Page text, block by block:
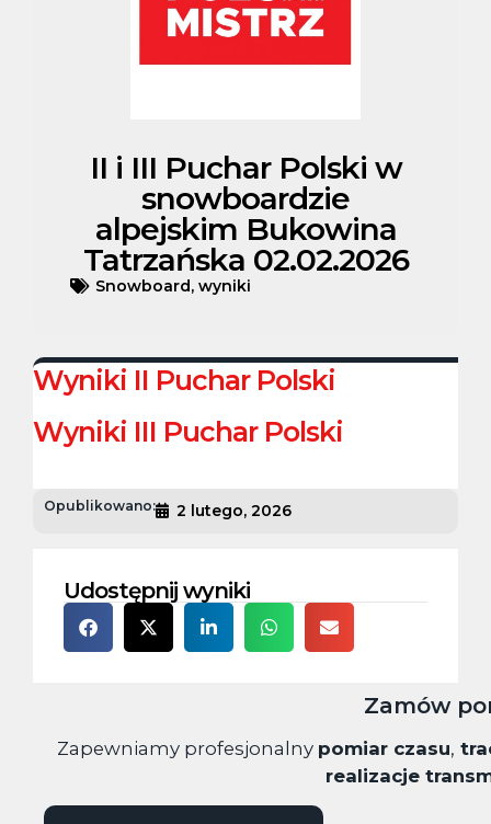
II i III Puchar Polski w
snowboardzie
alpejskim Bukowina
Tatrzańska 02.02.2026
Snowboard, wyniki
Wyniki II Puchar Polski
Wyniki III Puchar Polski
Opublikowano: 2 lutego, 2026
Udostępnij wyniki
Zamów
Zapewniamy profesjonalny pomiar czasu,
realizacje